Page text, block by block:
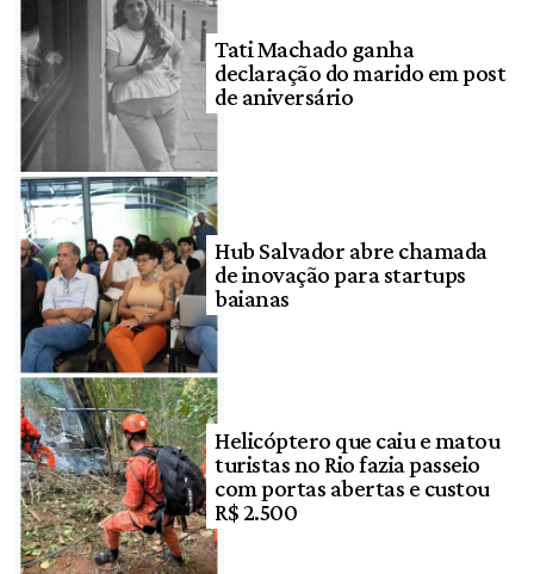
Tati Machado ganha
declaração do marido em post
de aniversário
Hub Salvador abre chamada
de inovação para startups
baianas
Helicóptero que caiu e matou
turistas no Rio fazia passeio
com portas abertas e custou
R$ 2.500